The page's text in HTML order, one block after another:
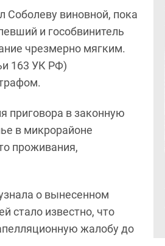
Соболеву виновной, пока
и гособвинитель
чрезмерно мягким.
163 УК РФ)
приговора в законную
в микрорайоне
проживания,
о вынесенном
стало известно, что
жалобу до